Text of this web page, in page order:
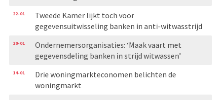
22-01
Tweede Kamer lijkt toch voor
gegevensuitwisseling banken in anti-witwasstrijd
20-01
Ondernemersorganisaties: ‘Maak vaart met
gegevensdeling banken in strijd witwassen’
14-01
Drie woningmarkteconomen belichten de
woningmarkt